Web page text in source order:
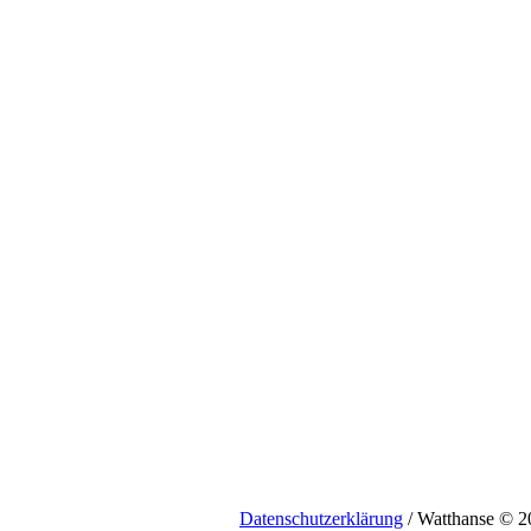
Datenschutzerklärung / Watthanse ©